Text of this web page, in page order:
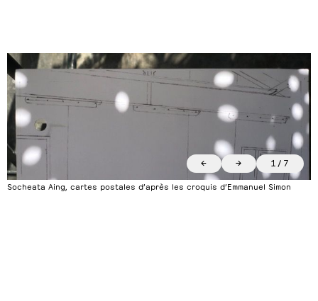
← → 1 / 7
Socheata Aing, cartes postales d’après les croquis d’Emmanuel Simon